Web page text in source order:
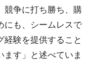
競争に打ち勝ち、購
にも、シームレスで
経験を提供すること
ます」と述べていま